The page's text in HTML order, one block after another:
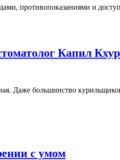
противопоказаниями и
Капил
Даже большинство
с умом